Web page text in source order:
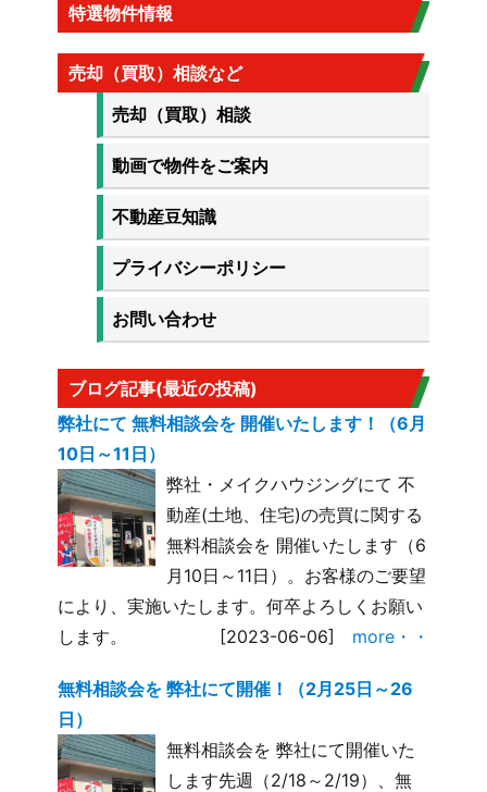
特選物件情報
売却（買取）相談など
売却（買取）相談
動画で物件をご案内
不動産豆知識
プライバシーポリシー
お問い合わせ
ブログ記事(最近の投稿)
弊社にて 無料相談会を 開催いたします！（6月
10日～11日）
弊社・メイクハウジングにて 不
動産(土地、住宅)の売買に関する
無料相談会を 開催いたします（6
月10日～11日）。お客様のご要望
により、実施いたします。何卒よろしくお願い
します。
[2023-06-06] more・・
無料相談会を 弊社にて開催！（2月25日～26
日）
無料相談会を 弊社にて開催いた
します先週（2/18～2/19）、無